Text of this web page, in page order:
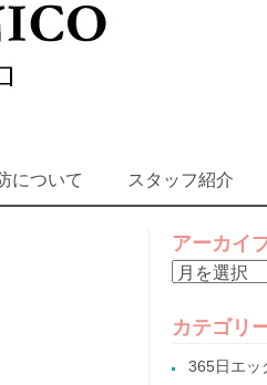
について スタッフ紹介
アーカイ
ア
カ
カテゴリ
365日エッ